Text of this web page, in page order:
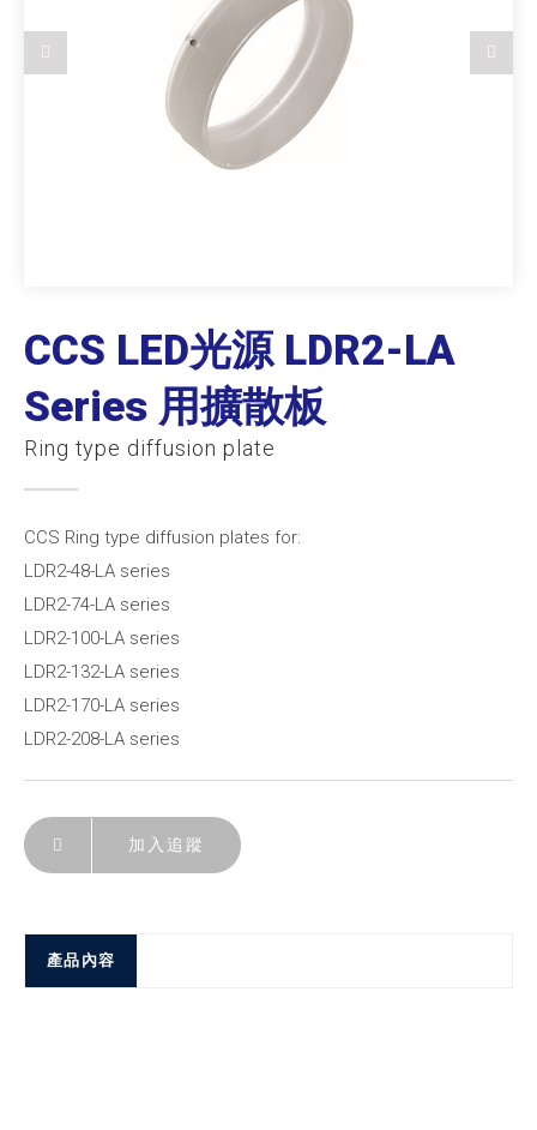
CCS LED光源 LDR2-LA
Series 用擴散板
Ring type diffusion plate
CCS Ring type diffusion plates for:
LDR2-48-LA series
LDR2-74-LA series
LDR2-100-LA series
LDR2-132-LA series
LDR2-170-LA series
LDR2-208-LA series
加入追蹤
產品內容